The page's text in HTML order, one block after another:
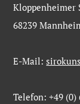
Kloppenheimer
68239
E-Mail:
Telefon: +49 (0)